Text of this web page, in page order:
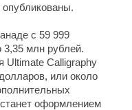
опубликованы.
с 59 999
млн рублей.
Ultimate Calligraphy
или около
оформлением